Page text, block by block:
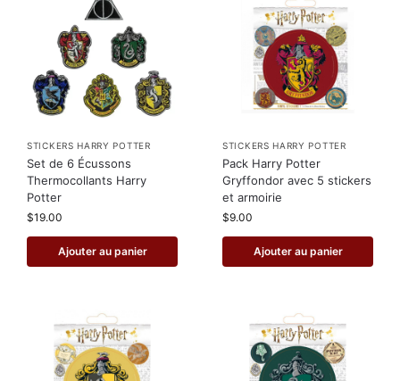
STICKERS HARRY POTTER
Set de 6 Écussons
Thermocollants Harry
Potter
$19.00
Ajouter au panier
STICKERS HARRY POTTER
Pack Harry Potter
Gryffondor avec 5 stickers
et armoirie
$9.00
Ajouter au panier